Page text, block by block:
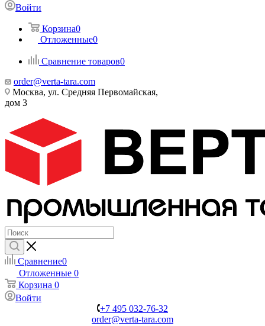
Войти
Корзина0
Отложенные0
Сравнение товаров0
order@verta-tara.com
Москва, ул. Средняя Первомайская,
дом 3
Сравнение0
Отложенные 0
Корзина 0
Войти
+7 495 032-76-32
order@verta-tara.com